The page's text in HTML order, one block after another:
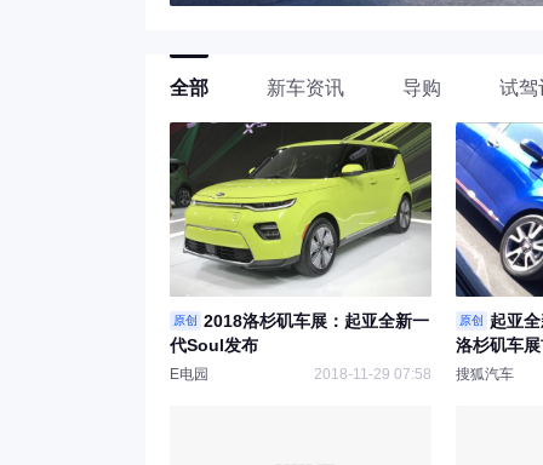
全部 新车资讯 导购 试驾
原创
2018洛杉矶车展：起亚全新一
代Soul发布
E电园 2018-11-29 07:58
原创
起亚
洛杉矶车
搜狐汽车